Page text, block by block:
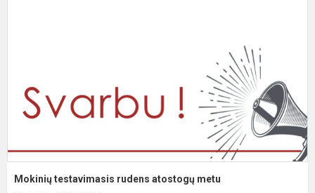
Mokinių testavimasis rudens atostogų metu